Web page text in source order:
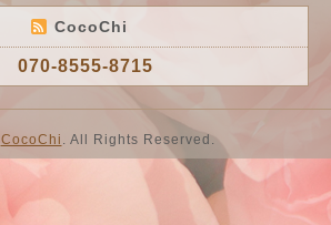
CocoChi
070-8555-8715
CocoChi . All Rights Reserved.